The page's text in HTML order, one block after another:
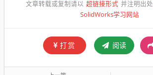
文章转载或复制请以 超链接形式 并注明出处
SolidWorks学习网站
打赏 阅读